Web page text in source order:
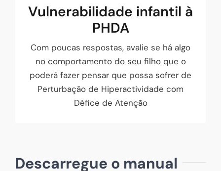
Vulnerabilidade infantil à
PHDA
Com poucas respostas, avalie se há algo
no comportamento do seu filho que o
poderá fazer pensar que possa sofrer de
Perturbação de Hiperactividade com
Défice de Atenção
hiperatividade/atividade motora excessiva.
Descarregue o manual